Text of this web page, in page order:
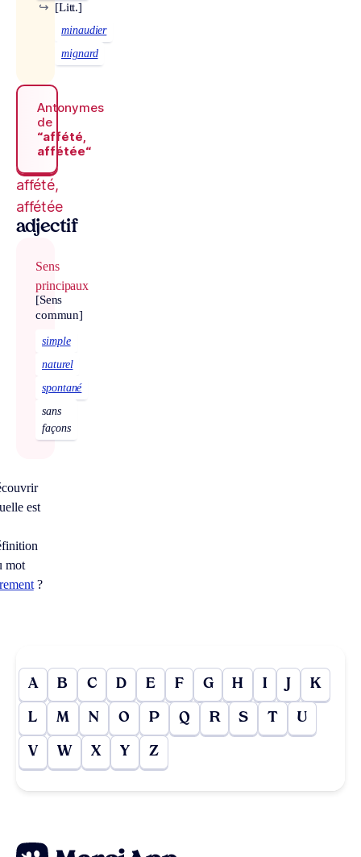
[Litt.]
↪
minaudier
mignard
Antonymes
de
“affété,
affétée“
affété,
affétée
adjectif
Sens
principaux
[Sens
commun]
simple
naturel
spontané
sans
façons
est
mot
?
A B C D E F G H I J K
L M N O P Q R S T U
V W X Y Z